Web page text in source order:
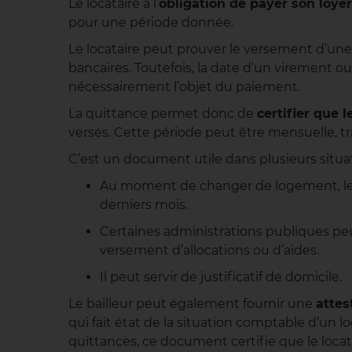
Le locataire a l’obligation de payer son loyer
pour une période donnée.
Le locataire peut prouver le versement
bancaires. Toutefois, la date d’un virement
nécessairement l’objet du paiement.
La quittance permet donc de certifier que
versés. Cette période peut être mensuelle,
C’est un document utile dans plusieurs
Au moment de changer de logement,
derniers mois.
Certaines administrations publiques
versement d’allocations ou d’aides.
Il peut servir de justificatif de domicile.
Le bailleur peut également fournir une
qui fait état de la situation comptable d’un
quittances, ce document certifie que le